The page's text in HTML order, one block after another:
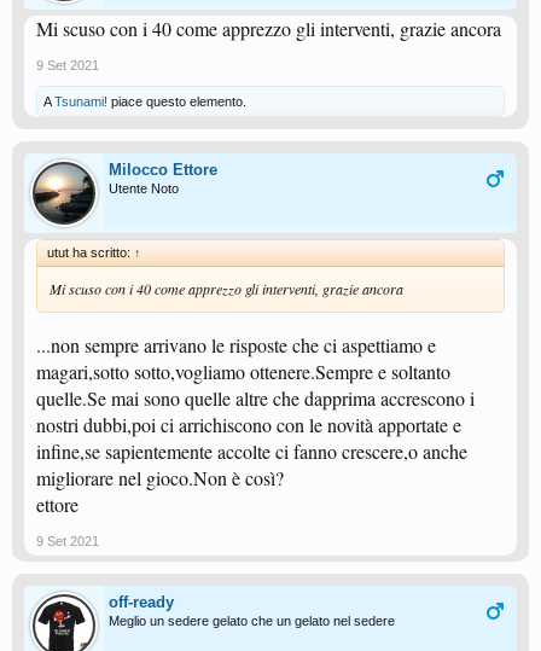
Mi scuso con i 40 come apprezzo gli interventi, grazie ancora
9 Set 2021
ATsunami! piace questo elemento.
Milocco Ettore
Utente Noto
utut ha scritto: ↑
Mi scuso con i 40 come apprezzo gli interventi, grazie ancora
...non sempre arrivano le risposte che ci aspettiamo e
magari,sotto sotto,vogliamo ottenere.Sempre e soltanto
quelle.Se mai sono quelle altre che dapprima accrescono i
nostri dubbi,poi ci arrichiscono con le novità apportate e
infine,se sapientemente accolte ci fanno crescere,o anche
migliorare nel gioco.Non è così?
ettore
9 Set 2021
off-ready
Meglio un sedere gelato che un gelato nel sedere